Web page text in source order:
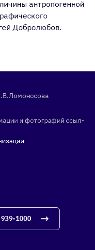
антропогенной
Добролюбов.
и фо­тог­ра­фий ссыл­
939-1000